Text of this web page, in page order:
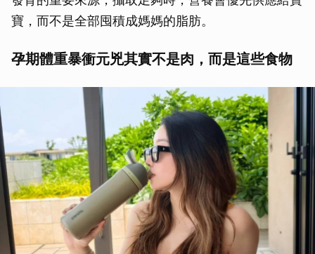
寶，而不是全部囤積成媽媽的脂肪。
孕期體重暴衝元兇其實不是肉，而是這些食物